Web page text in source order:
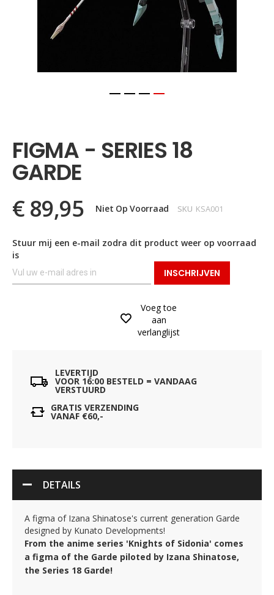
begin
van
de
afbeeldingen-
FIGMA - SERIES 18
GARDE
€ 89,95 Niet Op Voorraad SKU KSA001
Stuur mij een e-mail zodra dit product weer op voorraad
is
INSCHRIJVEN
Voeg toe
aan
verlanglijst
LEVERTIJD
VOOR 16:00 BESTELD = VANDAAG
VERSTUURD
GRATIS VERZENDING
VANAF €60,-
DETAILS
A figma of Izana Shinatose's current generation Garde
designed by Kunato Developments!
From the anime series 'Knights of Sidonia' comes
a figma of the Garde piloted by Izana Shinatose,
the Series 18 Garde!